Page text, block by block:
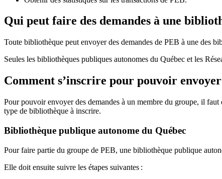
Qui peut faire des demandes à une
Toute bibliothèque peut envoyer des demandes de PEB à une des
Seules les bibliothèques publiques autonomes du Québec et les
Comment s’inscrire pour pouvoir
Pour pouvoir envoyer des demandes à un membre du groupe, il
type de bibliothèque à inscrire.
Bibliothèque publique autonome du Québec
Pour faire partie du groupe de PEB, une bibliothèque publique
Elle doit ensuite suivre les étapes suivantes :